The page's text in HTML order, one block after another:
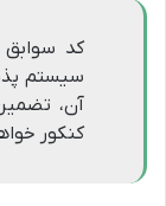
کد
سیستم
آن،
کنکور